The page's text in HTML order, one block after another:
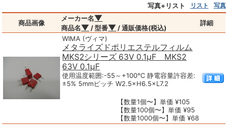
写真+リスト
リスト 写真
商品画像
メーカー名▼
商品名▼ / 型番▼ / 通販価格(税込)
詳細
WIMA (ヴィマ)
メタライズドポリエステルフィルム
MKS2シリーズ 63V 0.1μF MKS2
63V 0.1μF
使用温度範囲:-55～+100℃ 静電容量許容差:
±5% 5mmピッチ W2.5×H6.5×L7.2
【数量1個〜】単価 ¥105
【数量100個〜】単価 ¥95
【数量1000個〜】単価 ¥68